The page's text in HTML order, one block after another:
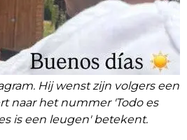
Hij wenst zijn volgers een
naar het nummer 'Todo es
is een leugen' betekent.